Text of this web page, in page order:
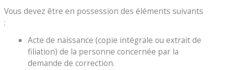
Vous devez être en possession des éléments suivants
:
Acte de naissance (copie intégrale ou extrait de
filiation) de la personne concernée par la
demande de correction.